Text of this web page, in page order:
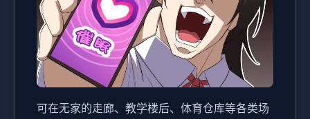
可在无家的走廊、教学楼后、体育仓库等各类场